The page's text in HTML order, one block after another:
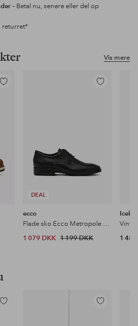
– Betal nu, senere eller del op
returret*
Vis mere
Tilføj
DEAL
Tilføj
ecco
Flade sko Ecco Metropole Milan
1 079 DKK 1 199 DKK 1
Tilføj
Tilføj